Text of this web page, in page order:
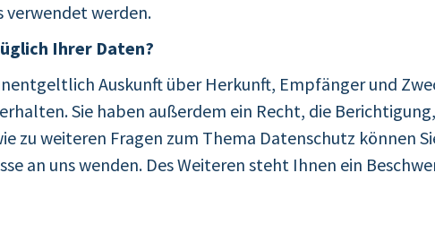
verwendet werden.
Ihrer Daten?
Auskunft über Herkunft, Empfänger und
Sie haben außerdem ein Recht, die
zu weiteren Fragen zum Thema Datenschutz können
an uns wenden. Des Weiteren steht Ihnen ein